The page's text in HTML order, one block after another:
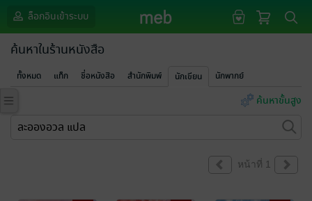
ล็อกอินเข้าระบบ
ค้นหาในร้านหนังสือ
ทั้งหมด แท็ก ชื่อหนังสือ สำนักพิมพ์ นักเขียน นักพากย์
ค้นหาขั้นสูง
หน้าที่ 1